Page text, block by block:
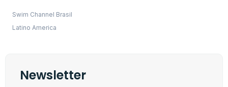
Swim Channel Brasil
Latino America
Newsletter